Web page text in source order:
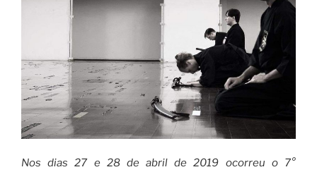
Nos dias 27 e 28 de abril de 2019 ocorreu o 7°